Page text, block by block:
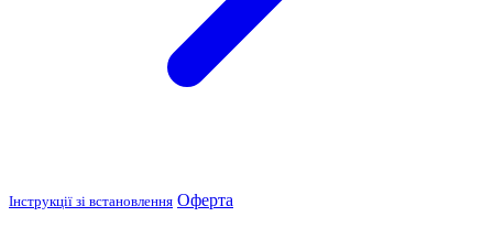
Інструкції зі встановлення Оферта